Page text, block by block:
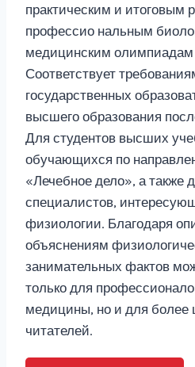
практическим и итоговым
профессио нальным
медицинским олимпиадам
Соответствует
государственных
высшего образования
Для студентов высших
обучающихся по
«Лечебное дело», а также
специалистов,
физиологии. Благодаря
объяснениям
занимательных фактов
только для
медицины, но и для более
читателей.